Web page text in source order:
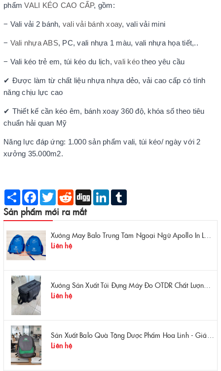
phẩmVALI KÉO CAO CẤP, gồm:
− Vali vải 2 bánh, vali vải bánh xoay, vali vải mini
− Vali nhựa ABS, PC, vali nhựa 1 màu, vali nhựa họa tiết,..
− Vali kéo trẻ em, túi kéo du lịch, vali kéo theo yêu cầu
✔ Được làm từ chất liệu nhựa nhựa dẻo, vải cao cấp có tính
năng chịu lực cao
✔ Thiết kế cần kéo êm, bánh xoay 360 độ, khóa số theo tiêu
chuẩn hải quan Mỹ
Năng lực đáp ứng: 1.000 sản phẩm vali, túi kéo/ ngày với 2
xưởng 35.000m2.
Share Facebook
Twitter Reddit Digg LinkedIn
Sản phẩm mới ra mắt
Xưởng May Balo Trung Tâm Ngoại Ngữ Apollo In Logo Giá Rẻ Tại Xưởng
Liên hệ
Xưởng Sản Xuất Túi Đựng Máy Đo OTDR Chất Lượng – Chống Va Đập, Giá Tận Xưởng
Liên hệ
Sản Xuất Balo Quà Tặng Dược Phẩm Hoa Linh - Giá Gốc Tại Xưởng
Liên hệ